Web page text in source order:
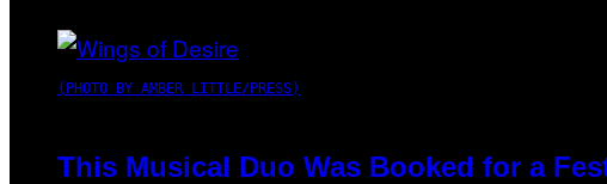
(PHOTO BY AMBER LITTLE/PRESS)
This Musical Duo Was Booked for a